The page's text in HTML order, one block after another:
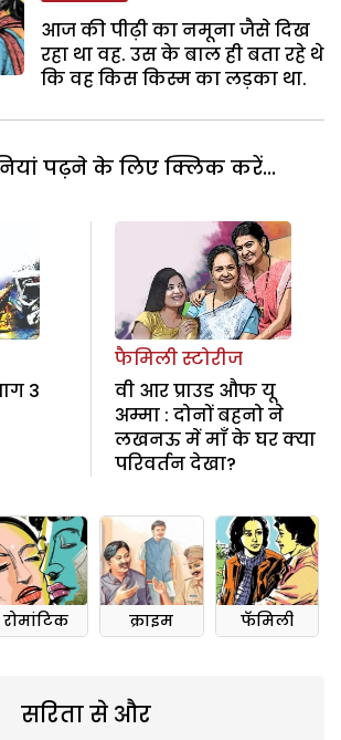
आज की पीढ़ी का नमूना जैसे दिख
रहा था वह. उस के बाल ही बता रहे थे
कि वह किस किस्म का लड़का था.
पढ़ने के लिए क्लिक करें...
3
फैमिली स्टोरीज
वी आर प्राउड औफ यू
अम्मा : दोनों बहनो ने
लखनऊ में माँ के घर क्या
परिवर्तन देखा?
रोमांटिक क्राइम फॅमिली
सरिता से और